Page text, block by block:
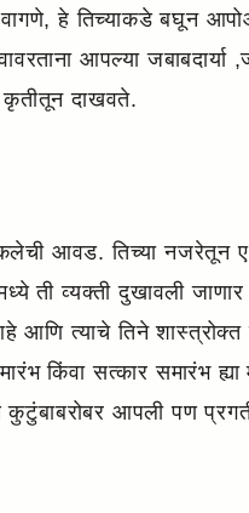
हे तिच्याकडे बघून
आपल्या जबाबदार्या
दाखवते.
कलेची आवड. तिच्या नजरेतून
व्यक्ती दुखावली जाणार
आणि त्याचे तिने
किंवा सत्कार समारंभ ह्या
आपली पण